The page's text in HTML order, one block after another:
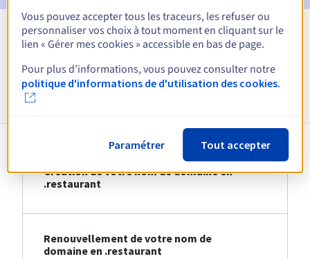
Voir toutes les extensions
Informations sur le .restaurant
Création de votre nom de domaine en
.restaurant
Renouvellement de votre nom de
domaine en .restaurant
Vous pouvez accepter tous les traceurs, les refuser ou
personnaliser vos choix à tout moment en cliquant sur le
lien « Gérer mes cookies » accessible en bas de page.
Pour plus d’informations, vous pouvez consulter notre
politique d'informations de d'utilisation des cookies.
Paramétrer Tout accepter